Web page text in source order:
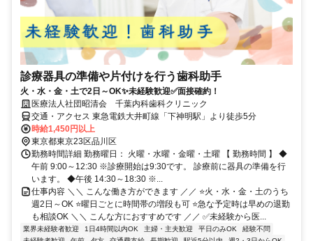
診療器具の準備や片付けを行う歯科助手
火・水・金・土で2日～OK✨未経験歓迎✅面接確約！
医療法人社団昭清会 千葉内科歯科クリニック
交通・アクセス 東急電鉄大井町線「下神明駅」より徒歩5分
時給1,450円以上
東京都東京23区品川区
勤務時間詳細 勤務曜日： 火曜・水曜・金曜・土曜 【 勤務時間 】 ◆
午前 9:00～12:30 ※診療開始は9:30です。 診療前に器具の準備を行
います。 ◆午後 14:30～18:30 ※...
仕事内容 ＼＼ こんな働き方ができます ／／ ⭐火・水・金・土のうち
週2日～OK ⭐曜日ごとに時間帯の増段も可 ⭐急な予定時は早めの退勤
も相談OK ＼＼ こんな方におすすめです ／／ ✅未経験から医...
業界未経験者歓迎 1日4時間以内OK 主婦・主夫歓迎 平日のみOK
経験不問